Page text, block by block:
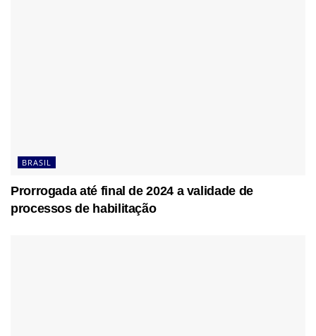
BRASIL
Prorrogada até final de 2024 a validade de
processos de habilitação